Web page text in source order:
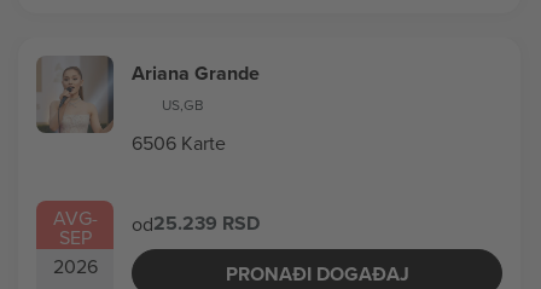
AVG-
SEP
2026
Ariana Grande
US,GB
6506 Karte
od25.239 RSD
PRONAĐI DOGAĐAJ